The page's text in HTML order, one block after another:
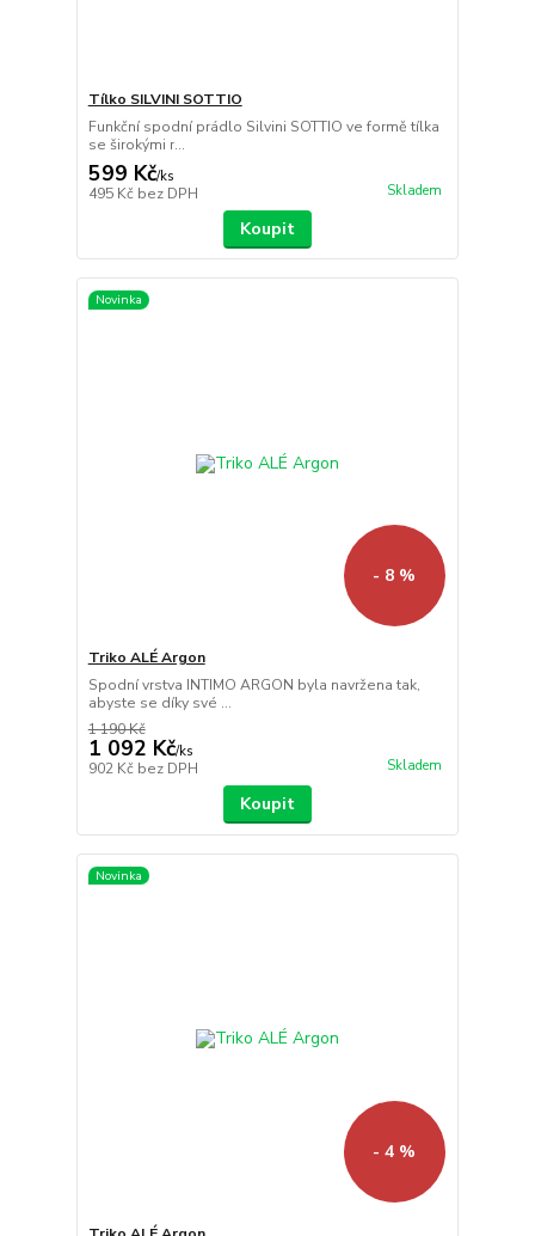
Tílko SILVINI SOTTIO
Funkční spodní prádlo Silvini SOTTIO ve formě tílka
se širokými r...
599 Kč/ks
495 Kč bez DPH Skladem
Koupit
Novinka
- 8 %
Triko ALÉ Argon
Spodní vrstva INTIMO ARGON byla navržena tak,
abyste se díky své ...
1 190 Kč
1 092 Kč/ks
902 Kč bez DPH Skladem
Koupit
Novinka
- 4 %